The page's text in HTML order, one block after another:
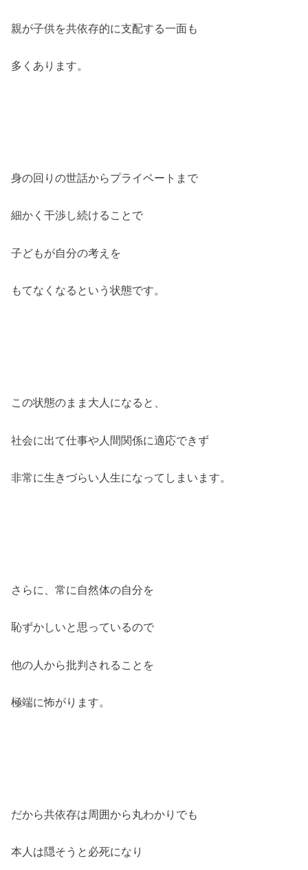
親が子供を共依存的に支配する一面も
多くあります。
身の回りの世話からプライベートまで
細かく干渉し続けることで
子どもが自分の考えを
もてなくなるという状態です。
この状態のまま大人になると、
社会に出て仕事や人間関係に適応できず
非常に生きづらい人生になってしまいます。
さらに、常に自然体の自分を
恥ずかしいと思っているので
他の人から批判されることを
極端に怖がります。
だから共依存は周囲から丸わかりでも
本人は隠そうと必死になり